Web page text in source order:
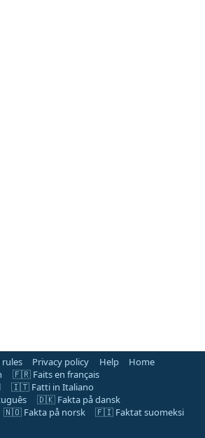
rules Privacy policy Help
Home
🇫🇷 Faits en français
🇮🇹 Fatti in Italiano
🇩🇰 Fakta på dansk
🇳🇴 Fakta på norsk
🇫🇮 Faktat suomeksi